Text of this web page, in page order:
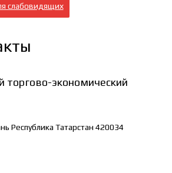
слабовидящих
торгово-экономический
Республика Татарстан 420034